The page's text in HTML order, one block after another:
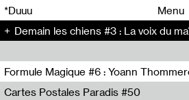
*Duuu
Menu
Demain les chiens #3 : La voix du maître -
Formule Magique #6 : Yoann
Nathalie Lacroix,Yoann Thommerel
Cartes Postales Paradis #50
00